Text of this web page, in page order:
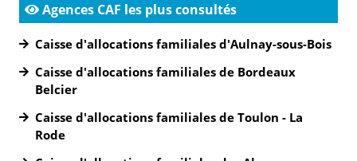
Agences CAF les plus consultés
Caisse d'allocations familiales d'Aulnay-sous-Bois
Caisse d'allocations familiales de Bordeaux
Belcier
Caisse d'allocations familiales de Toulon - La
Rode